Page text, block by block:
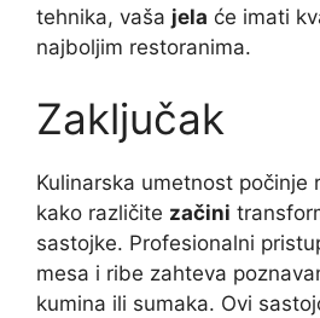
tehnika, vaša jela će imati
najboljim restoranima.
Zaključak
Kulinarska umetnost počinje
kako različite začini
sastojke. Profesionalni
mesa i ribe zahteva
kumina ili sumaka. Ovi